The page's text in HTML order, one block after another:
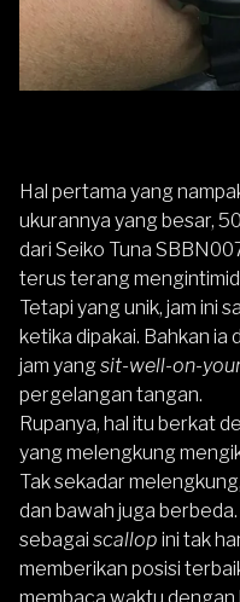
Hal pertama yang
ukurannya yang besar,
dari Seiko Tuna
terus terang
Tetapi yang unik, jam ini
ketika dipakai. Bahkan ia
jam yang sit-well-on-
pergelangan tangan.
Rupanya, hal itu berkat
yang melengkung
Tak sekadar
dan bawah juga
sebagai scallop ini tak
memberikan posisi